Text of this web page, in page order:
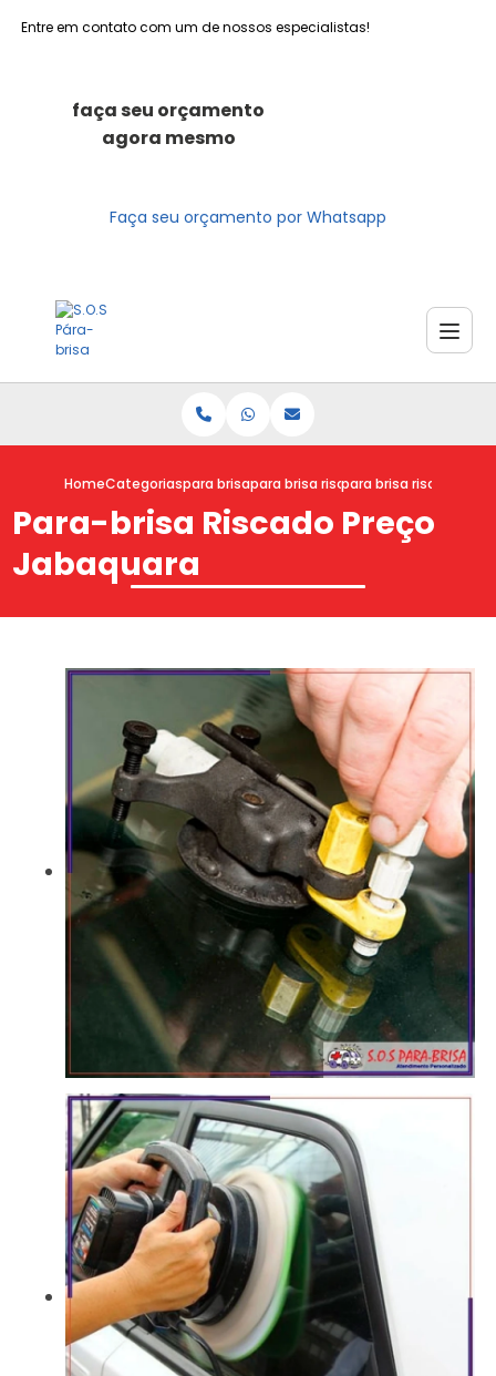
Entre em contato com um de nossos especialistas!
faça seu orçamento
agora mesmo
Faça seu orçamento por Whatsapp
HomeCategoriaspara brisapara brisa riscadopara brisa riscado
Para-brisa Riscado Preço
Jabaquara